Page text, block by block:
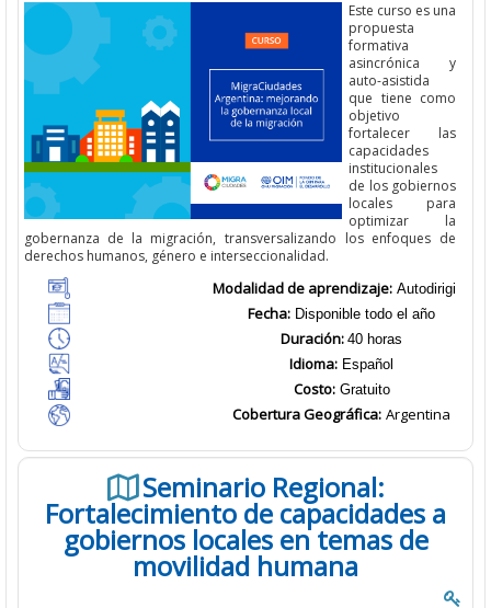
Este curso es una
propuesta
formativa
asincrónica y
auto-asistida
que tiene como
objetivo
fortalecer las
capacidades
institucionales
de los gobiernos
locales para
optimizar la
gobernanza de la migración, transversalizando los enfoques de
derechos humanos, género e interseccionalidad.
Modalidad de aprendizaje:Autodirigido
Fecha: Disponible todo el año
Duración: 40 horas
Idioma: Español
Costo:Gratuito
Cobertura Geográfica: Argentina
Seminario Regional:
Fortalecimiento de capacidades a
gobiernos locales en temas de
movilidad humana